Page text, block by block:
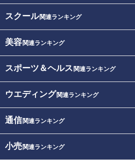
スクール関連ランキング
美容関連ランキング
スポーツ＆ヘルス 関連ランキング
ウエディング関連ランキング
通信関連ランキング
小売関連ランキング